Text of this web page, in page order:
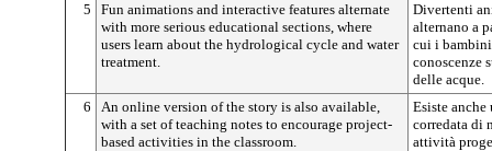
5
Fun animations and interactive features alternate
with more serious educational sections, where
users learn about the hydrological cycle and water
treatment.
Divertenti
alternano a
cui i
conoscenze
delle acque.
6
An online version of the story is also available,
with a set of teaching notes to encourage project-
based activities in the classroom.
Esiste
corredata di
attività